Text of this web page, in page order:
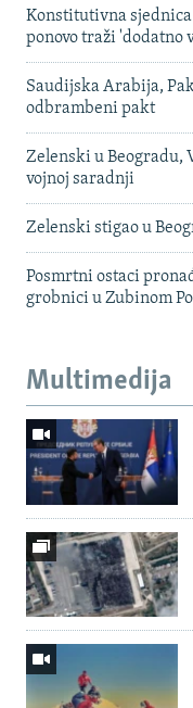
Konstitutivna
ponovo traži 'dodatno
Saudijska Arabija,
odbrambeni pakt
Zelenski u Beogradu,
vojnoj saradnji
Zelenski stigao u
Posmrtni ostaci
grobnici u Zubinom
Multimedija